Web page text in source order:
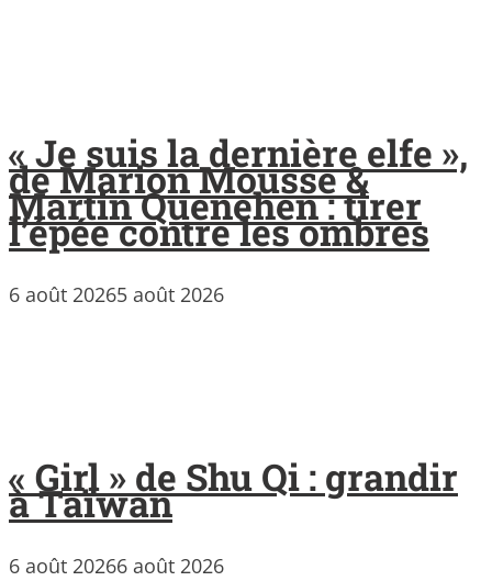
« Je suis la dernière elfe »,
de Marion Mousse &
Martin Quenehen : tirer
l’épée contre les ombres
6 août 20265 août 2026
« Girl » de Shu Qi : grandir
à Taïwan
6 août 20266 août 2026